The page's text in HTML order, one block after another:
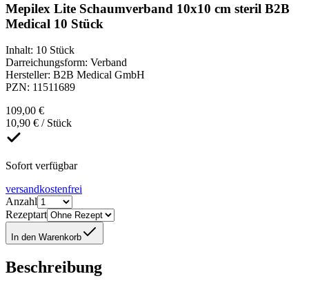
Mepilex Lite Schaumverband 10x10 cm steril B2B
Medical 10 Stück
Inhalt: 10 Stück
Darreichungsform: Verband
Hersteller: B2B Medical GmbH
PZN: 11511689
109,00 €
10,90 € / Stück
Sofort verfügbar
versandkostenfrei
Anzahl
Rezeptart
In den Warenkorb
Beschreibung